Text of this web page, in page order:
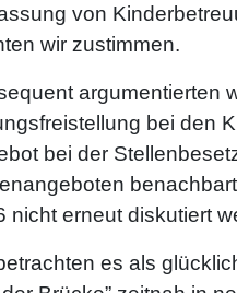
von
wir zustimmen.
argumentierten
bei den
bei der
nicht erneut diskutiert
es als